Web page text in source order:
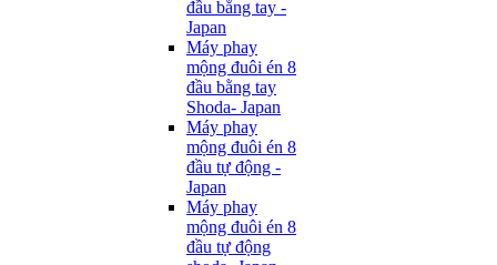
đầu bằng tay -
Japan
Máy phay
mộng đuôi én 8
đầu bằng tay
Shoda- Japan
Máy phay
mộng đuôi én 8
đầu tự động -
Japan
Máy phay
mộng đuôi én 8
đầu tự động